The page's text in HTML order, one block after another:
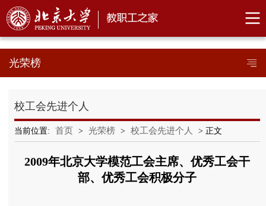
光荣榜
校工会先进个人
当前位置: 首页 > 光荣榜 > 校工会先进个人 > 正文
2009年北京大学模范工会主席、优秀工会干
部、优秀工会积极分子